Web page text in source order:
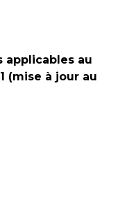
applicables au
(mise à jour au